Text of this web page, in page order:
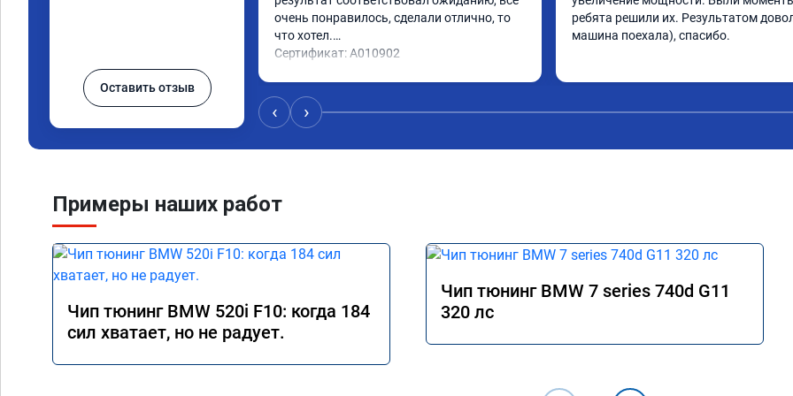
Оставить отзыв
очень понравилось, сделали отлично, то
что хотел.
Сертификат: A010902
ребята решили их. Результатом
машина поехала), спасибо.
‹ ›
Примеры наших работ
Чип тюнинг BMW 520i F10: когда 184
сил хватает, но не радует.
Чип тюнинг BMW 7 series 740d G11
320 лс